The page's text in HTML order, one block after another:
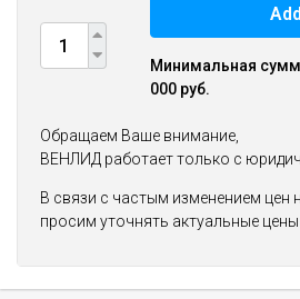
Минимальная
000 руб.
Обращаем Ваше внимание,
ВЕНЛИД работает только с
В связи с частым изменением цен
просим уточнять актуальные